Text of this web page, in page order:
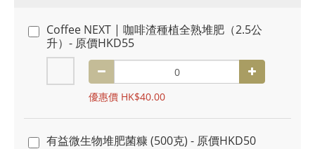
Coffee NEXT | 咖啡渣種植全熟堆肥（2.5公
升）- 原價HKD55
優惠價 HK$40.00
有益微生物堆肥菌糠 (500克) - 原價HKD50